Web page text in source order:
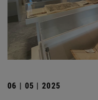
06 | 05 | 2025